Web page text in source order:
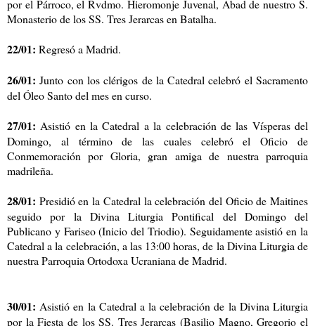
por el Párroco, el Rvdmo. Hieromonje Juvenal, Abad de nuestro S.
Monasterio de los SS. Tres Jerarcas en Batalha.
22/01: Regresó a Madrid.
26/01:Junto con los clérigos de la Catedral celebró el Sacramento
del Óleo Santo del mes en curso.
27/01:Asistió en la Catedral a la celebración de las Vísperas del
Domingo, al término de las cuales celebró el Oficio de
Conmemoración por Gloria, gran amiga de nuestra parroquia
madrileña.
28/01: Presidió en la Catedral la celebración del Oficio de Maitines
seguido por la Divina Liturgia Pontifical del Domingo del
Publicano y Fariseo (Inicio del Triodio). Seguidamente asistió en la
Catedral a la celebración, a las 13:00 horas, de la Divina Liturgia de
nuestra Parroquia Ortodoxa Ucraniana de Madrid.
30/01:Asistió en la Catedral a la celebración de la Divina Liturgia
por la Fiesta de los SS. Tres Jerarcas (Basilio Magno, Gregorio el